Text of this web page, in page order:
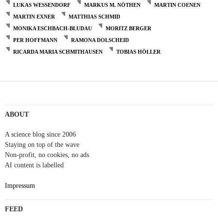
LUKAS WESSENDORF
MARKUS M. NÖTHEN
MARTIN COENEN
MARTIN EXNER
MATTHIAS SCHMID
MONIKA ESCHBACH-BLUDAU
MORITZ BERGER
PER HOFFMANN
RAMONA DOLSCHEID
RICARDA MARIA SCHMITHAUSEN
TOBIAS HÖLLER
ABOUT
A science blog since 2006
Staying on top of the wave
Non-profit, no cookies, no ads
AI content is labelled
Impressum
FEED